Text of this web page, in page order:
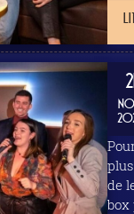
21
de
box